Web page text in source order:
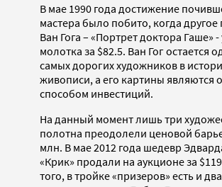
В мае 1990 года достижение
мастера было побито, когда другое
Ван Гога – «Портрет доктора Гаше»
молотка за $82.5. Ван Гог остается
самых дорогих художников в
живописи, а его картины являются
способом инвестиций.
На данный момент лишь три
полотна преодолели ценовой
млн. В мае 2012 года шедевр
«Крик» продали на аукционе за
того, в тройке «призеров» есть и